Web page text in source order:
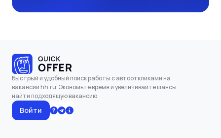
Быстрый и удобный поиск работы с автооткликами на
вакансии hh.ru. Экономьте время и увеличивайте шансы
найти подходящую вакансию.
Войти